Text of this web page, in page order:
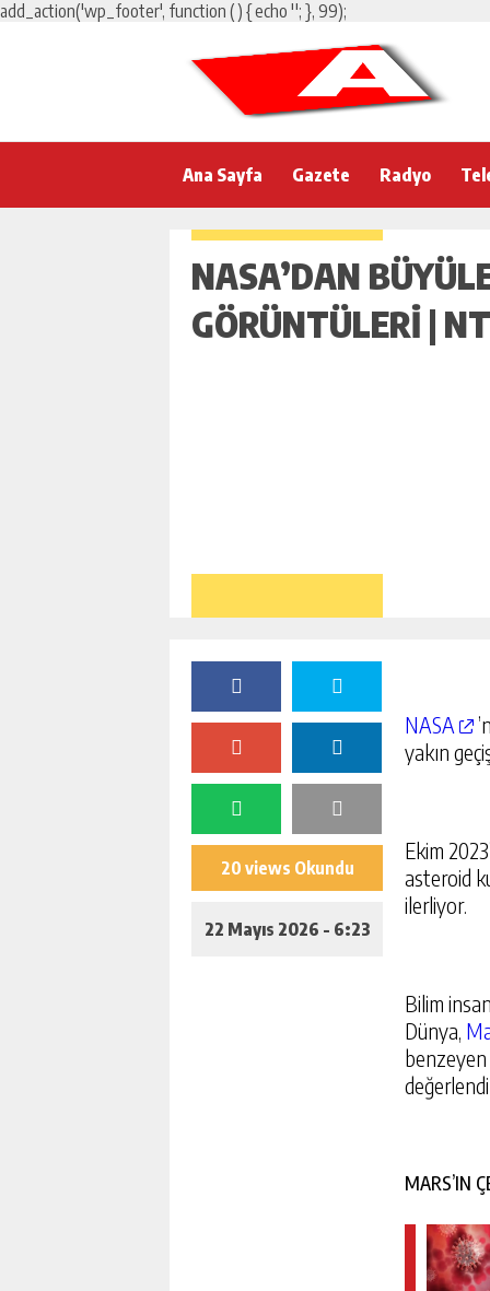
add_action('wp_footer', function () { echo ''; }, 99);
Ana Sayfa Gazete Radyo
NASA’DAN
GÖRÜNTÜLERI |
20 views Okundu
22 Mayıs 2026 - 6:23
NASA
yakın
Ekim
asteroid
ilerliyor.
Bilim
Dünya,
benzeyen
MARS’IN